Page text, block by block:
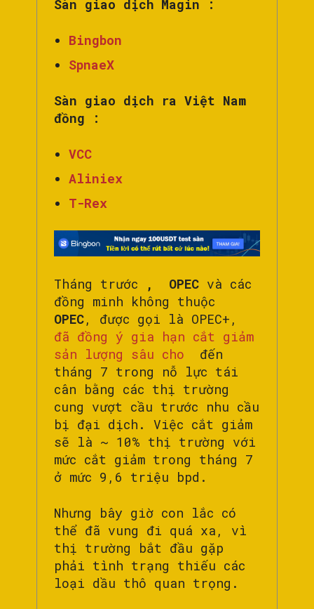
Sàn giao dịch Magin :
Bingbon
SpnaeX
Sàn giao dịch ra Việt Nam
đồng :
VCC
Aliniex
T-Rex
Tháng trước , OPEC và các
đồng minh không thuộc
OPEC, được gọi là OPEC+,
đã đồng ý gia hạn cắt giảm
sản lượng sâu cho đến
tháng 7 trong nỗ lực tái
cân bằng các thị trường
cung vượt cầu trước nhu cầu
bị đại dịch. Việc cắt giảm
sẽ là ~ 10% thị trường với
mức cắt giảm trong tháng 7
ở mức 9,6 triệu bpd.
Nhưng bây giờ con lắc có
thể đã vung đi quá xa, vì
thị trường bắt đầu gặp
phải tình trạng thiếu các
loại dầu thô quan trọng.